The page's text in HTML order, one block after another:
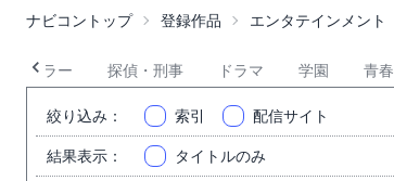
ナビコントップ 登録作品 エンタテインメント
ホラー 探偵・刑事 ドラマ 学園 青春
絞り込み ： 索引 配信サイト
結果表示 ： タイトルのみ